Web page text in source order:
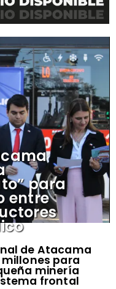
de Atacama
para
minería
frontal
para
entre